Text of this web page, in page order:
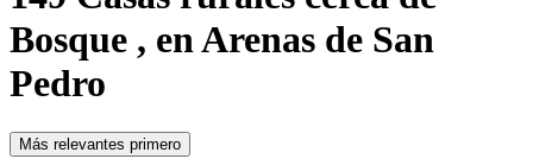
Bosque , en Arenas de San
Pedro
Más relevantes primero